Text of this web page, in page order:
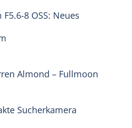
8 OSS: Neues
Almond – Fullmoon
Sucherkamera